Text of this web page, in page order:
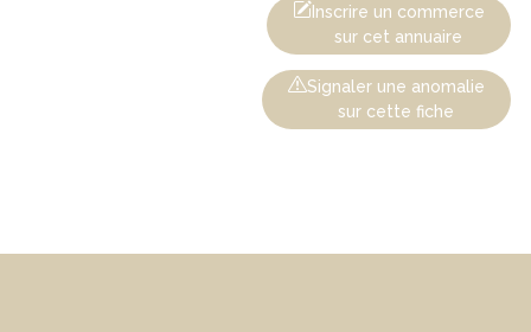
Inscrire un commerce
sur cet annuaire
Signaler une anomalie
sur cette fiche